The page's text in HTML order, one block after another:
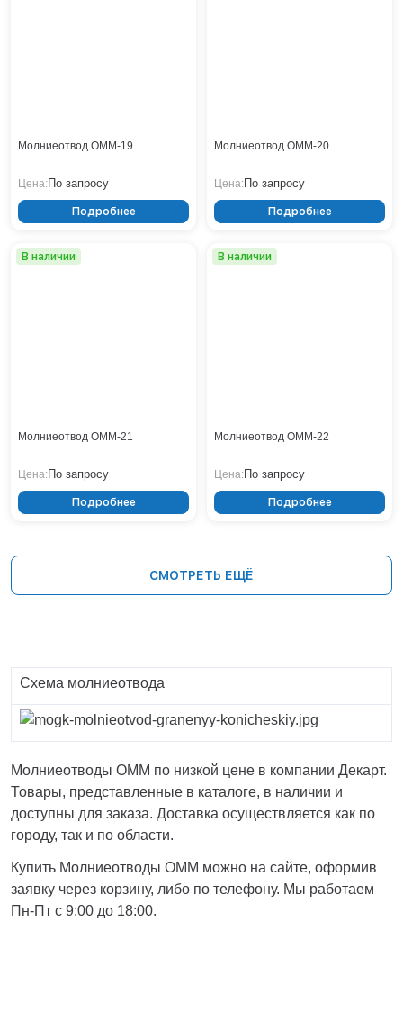
Молниеотвод ОММ-19
Цена:По запросу
Подробнее
Молниеотвод ОММ-20
Цена:По запросу
Подробнее
В наличии
Молниеотвод ОММ-21
Цена:По запросу
Подробнее
В наличии
Молниеотвод ОММ-22
Цена:По запросу
Подробнее
СМОТРЕТЬ ЕЩЁ
Схема молниеотвода
Молниеотводы ОММ по низкой цене в компании Декарт.
Товары, представленные в каталоге, в наличии и
доступны для заказа. Доставка осуществляется как по
городу, так и по области.
Купить Молниеотводы ОММ можно на сайте, оформив
заявку через корзину, либо по телефону. Мы работаем
Пн-Пт с 9:00 до 18:00.